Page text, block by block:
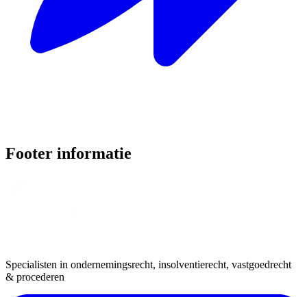
Footer informatie
Specialisten in ondernemingsrecht, insolventierecht, vastgoedrecht
& procederen